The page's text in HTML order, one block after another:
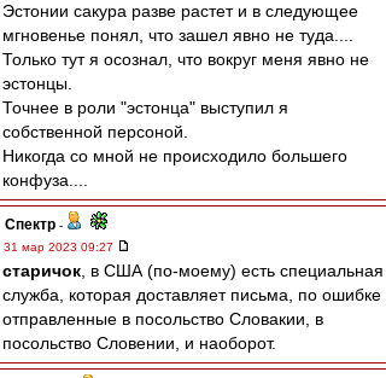
Эстонии сакура разве растет и в следующее
мгновенье понял, что зашел явно не туда....
Только тут я осознал, что вокруг меня явно не
эстонцы.
Точнее в роли "эстонца" выступил я
собственной персоной.
Никогда со мной не происходило большего
конфуза....
Спектр -
31 мар 2023 09:27
старичок , в США (по-моему) есть специальная
служба, которая доставляет письма, по ошибке
отправленные в посольство Словакии, в
посольство Словении, и наоборот.